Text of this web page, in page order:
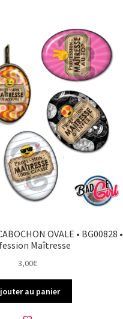
OVALE • BG00828 •
Maîtresse
3,00€
au panier